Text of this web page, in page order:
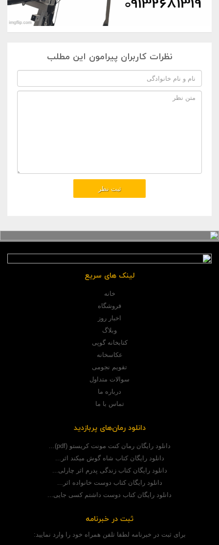
نظرات کاربران پیرامون این مطلب
لینک های سریع
خانه
فروشگاه
اخبار روز
وبلاگ
کتابخانه گوپی
عکاسخانه
تقویم نجومی
سوالات متداول
درباره ما
تماس با ما
دانلود رمان‌های پربازدید
دانلود رایگان رمان کنت مونت کریستو (pdf)...
دانلود رایگان کتاب شاه گوش میکند اثر...
دانلود رایگان کتاب زندگی پدرم اثر چارلی...
دانلود رایگان کتاب دوست خانواده اثر...
دانلود رایگان کتاب دوست داشتم کسی جایی...
ثبت در خبرنامه
برای ثبت در خبرنامه لطفا تلفن همراه خود را وارد نمایید: